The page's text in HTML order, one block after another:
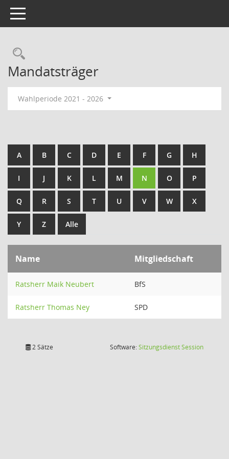
Toggle navigation
Rechercheauswahl
Mandatsträger
Wahlperiode 2021 - 2026
A B C D E F G H
I J K L M N O P
Q R S T U V W X
Y Z Alle
Name Mitgliedschaft
Ratsherr Maik Neubert BfS
Ratsherr Thomas Ney SPD
2 Sätze Software:SitzungsdienstSession(Wird in